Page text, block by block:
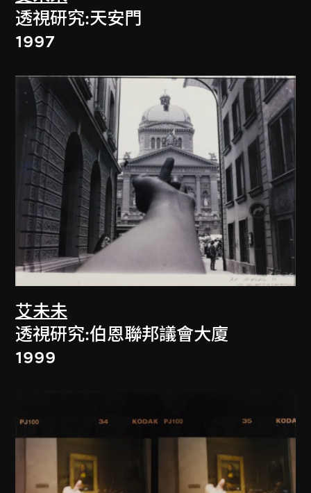
透視研究:天安門
1997
艾未未
透視研究:伯恩聯邦議會大廈
1999